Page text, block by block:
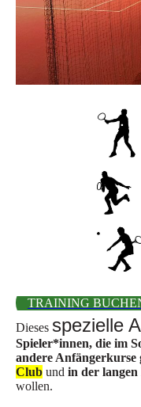
TRAINING
Dieses spezielle
Spieler*innen, die im
andere Anfängerkurse
Club und in der langen
wollen.